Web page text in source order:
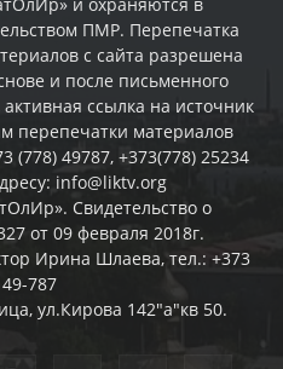
ПМР. Перепечатка
c сайта разрешена
и после письменного
ссылка на источник
перепечатки материалов
(778) 49787, +373(778) 25234
info@liktv.org
Свидетельство о
от 09 февраля 2018г.
Ирина Шлаева, тел.: +373
787
ул.Кирова 142"а"кв 50.